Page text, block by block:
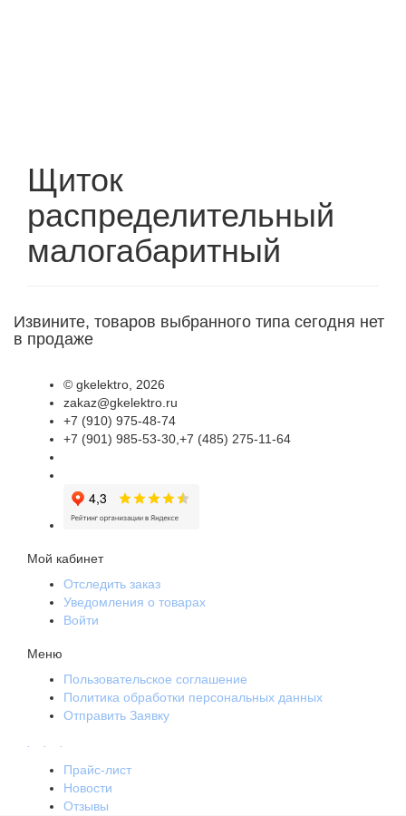
Щиток
распределительный
малогабаритный
Извините, товаров выбранного типа сегодня нет
в продаже
© gkelektro , 2026
zakaz@gkelektro.ru
+7 (910) 975-48-74
+7 (901) 985-53-30,+7 (485) 275-11-64
Мой кабинет
Отследить заказ
Уведомления о товарах
Войти
Меню
Пользовательское соглашение
Политика обработки персональных данных
Отправить Заявку
Прайс-лист
Новости
Отзывы